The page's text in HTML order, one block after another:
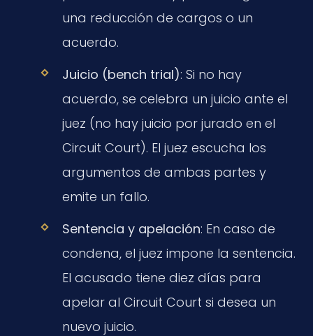
una reducción de cargos o un
acuerdo.
Juicio (bench trial): Si no hay
acuerdo, se celebra un juicio ante el
juez (no hay juicio por jurado en el
Circuit Court). El juez escucha los
argumentos de ambas partes y
emite un fallo.
Sentencia y apelación: En caso de
condena, el juez impone la sentencia.
El acusado tiene diez días para
apelar al Circuit Court si desea un
nuevo juicio.